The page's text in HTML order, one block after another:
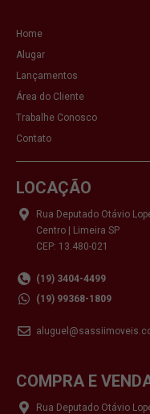
Home
Alugar
Lançamentos
Área do Cliente
Trabalhe Conosco
Contato
LOCAÇÃO
Rua Deputado Otávio
Centro | Limeira SP
CEP: 13.480-021
(19) 3404-4499
(19) 99368-1809
COMPRA E
Rua Deputado Otávio